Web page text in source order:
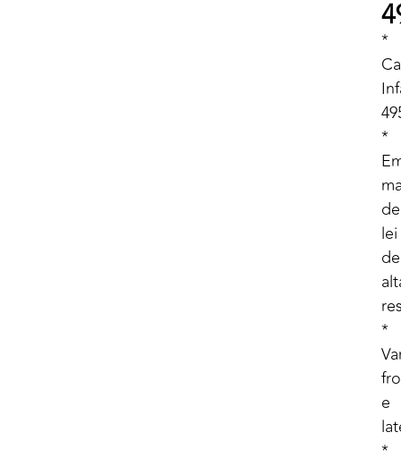
*
*
de
lei
de
*
e
*